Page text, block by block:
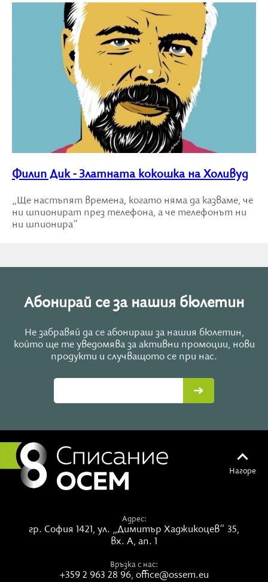
Филип Дик - Златната кокошка на Холивуд
„Ще настъпят времена, когато няма да казваме, че
ни шпионират през телефона, а че телефонът ни
ни шпионира“
Абонирай се за нашия бюлетин
Не забравяй да се абонираш за нашия бюлетин,
който ще те уведомява за активни промоции, нови
продукти и случващото се при нас.
Нагоре
Адрес:
гр. София 1421, ул. „Димитър Хаджикоцев“ 35,
вх. А, ап. 1
Връзка с нас:
+359 2 963 28 96, office@ossem.eu